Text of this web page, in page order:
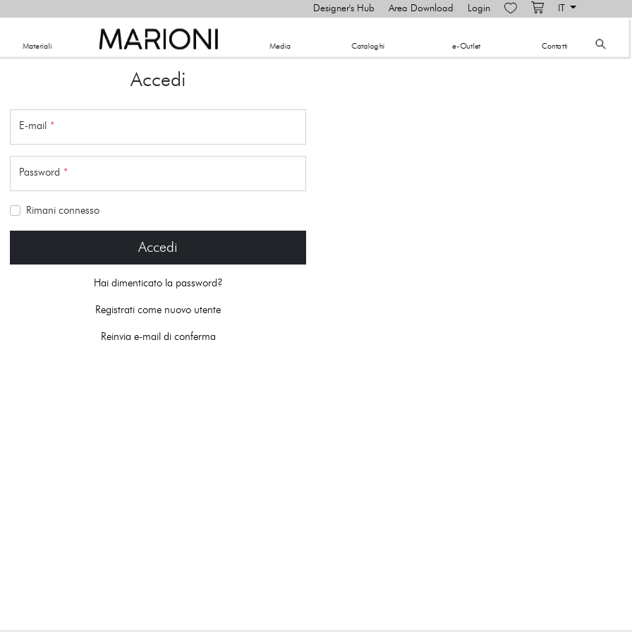
Designer's Hub Area Download Login
Materiali ​Media ​Cataloghi e-Outlet Contatti
Accedi
E-mail *
Password *
Rimani connesso
Accedi
Hai dimenticato la password?
Registrati come nuovo utente
Reinvia e-mail di conferma